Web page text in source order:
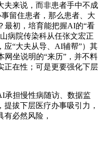
夫来说，而非患者手中不成
留住患者，那么患者、大
最初，培育能把握AI的“看
病院传染科从任张文宏正
应“大夫从导、AI辅帮”）其
网坐说明的“来历”，并不料
正在性；可是更要强化下层
担慢性病随访、数据监
拔下层医疗办事吸引力，
必然风险，